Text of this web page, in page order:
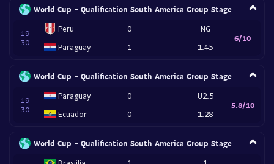
World Cup - Qualification South America Group Stage
19
30
Peru
Paraguay
0
1
NG
1.45
6/10
World Cup - Qualification South America Group Stage
19
30
Paraguay
Ecuador
0
0
U2.5
1.28
5.8/10
World Cup - Qualification South America Group Stage